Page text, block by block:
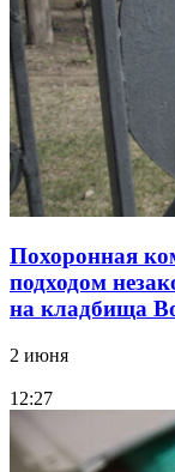
Похоронная
подходом
на кладбища
2 июня
12:27